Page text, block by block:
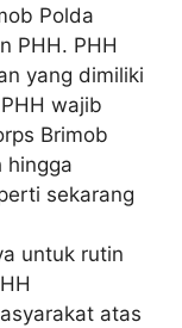
Polda
PHH. PHH
yang dimiliki
wajib
Brimob
hingga
sekarang
untuk rutin
atas